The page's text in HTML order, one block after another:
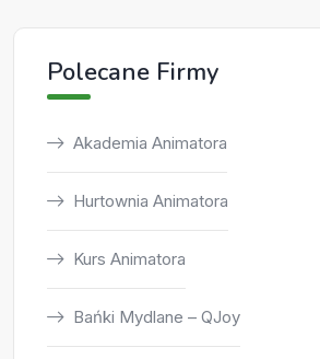
Polecane Firmy
Akademia Animatora
Hurtownia Animatora
Kurs Animatora
Bańki Mydlane – QJoy